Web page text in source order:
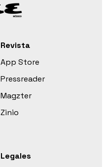
Revista
App Store
Pressreader
Magzter
Zinio
Legales